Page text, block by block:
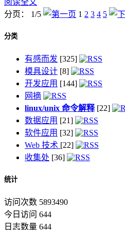
分页： 1/5
1 2 3 4 5
分类
有感而发 [325]
模具设计 [8]
开发应用 [144]
网摘
linux/unix 命令解释[22]
数据应用 [21]
软件应用 [32]
Web 技术 [22]
收集处 [36]
统计
访问次数 5893490
今日访问 644
日志数量 644